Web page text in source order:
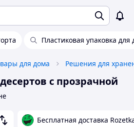
Пластиковая упаковка для
для дома Решения для
с прозрачной
Бесплатная доставка